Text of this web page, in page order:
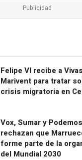
Felipe VI recibe a
Marivent para tratar
crisis migratoria en
Vox, Sumar y Podemos
rechazan que
forme parte de la
del Mundial 2030